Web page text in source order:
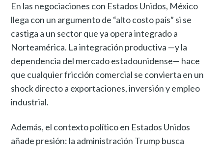
En las negociaciones con Estados Unidos, México
llega con un argumento de “alto costo país” si se
castiga a un sector que ya opera integrado a
Norteamérica. La integración productiva —y la
dependencia del mercado estadounidense— hace
que cualquier fricción comercial se convierta en un
shock directo a exportaciones, inversión y empleo
industrial.
Además, el contexto político en Estados Unidos
añade presión: la administración Trump busca